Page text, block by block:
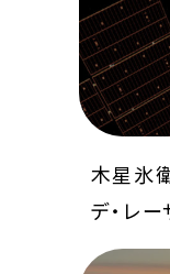
木星氷
デ・レー